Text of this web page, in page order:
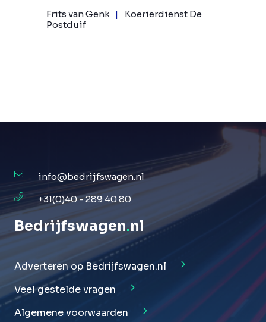
Frits van Genk
Koerierdienst De
Postduif
info@bedrijfswagen.nl
+31(0)40 - 289 40 80
Bedrijfswagen.nl
Adverteren op Bedrijfswagen.nl
Veel gestelde vragen
Algemene voorwaarden